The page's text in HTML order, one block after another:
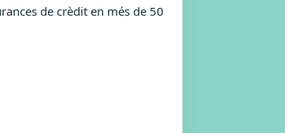
de crèdit en més de 50